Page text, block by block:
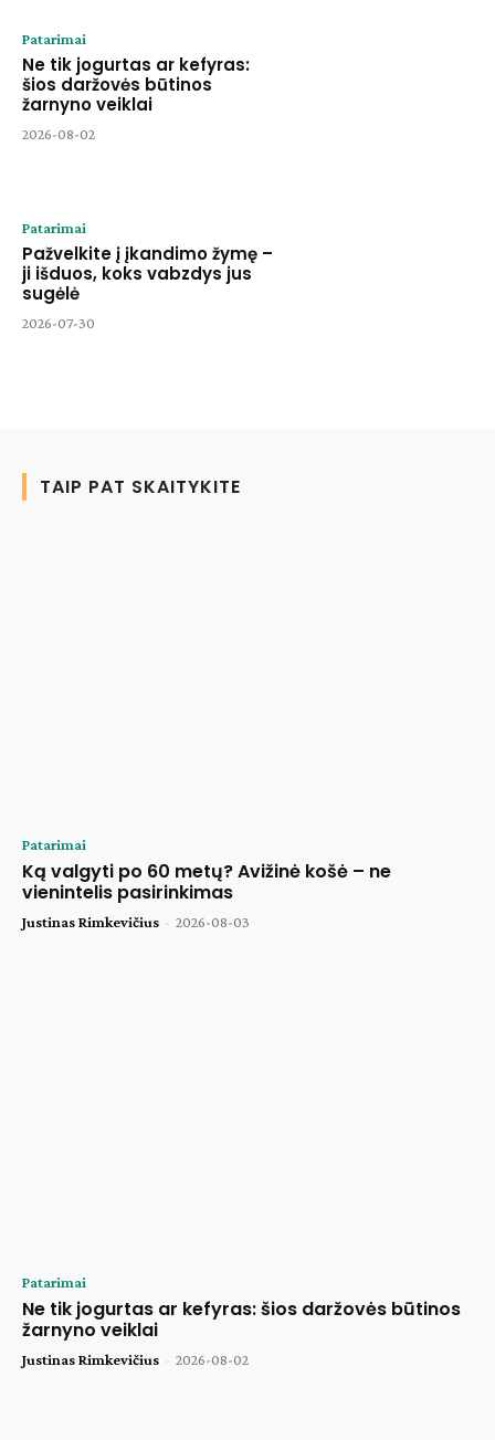
Patarimai
Ne tik jogurtas ar kefyras:
šios daržovės būtinos
žarnyno veiklai
2026-08-02
Patarimai
Pažvelkite į įkandimo žymę –
ji išduos, koks vabzdys jus
sugėlė
2026-07-30
TAIP PAT SKAITYKITE
Patarimai
Ką valgyti po 60 metų? Avižinė košė – ne
vienintelis pasirinkimas
Justinas Rimkevičius - 2026-08-03
Patarimai
Ne tik jogurtas ar kefyras: šios daržovės būtinos
žarnyno veiklai
Justinas Rimkevičius - 2026-08-02